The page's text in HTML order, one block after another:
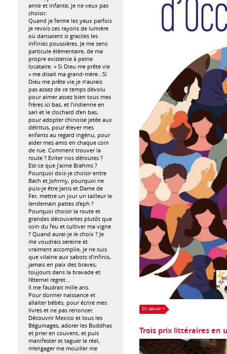
amie et infante, je ne veux pas
choisir.
Quand je ferme les yeux parfois
je revois ces rayons de lumière
où dansaient si graciles les
infinies poussières. Je me sens
particule élémentaire, de ma
propre existence à peine
locataire. « Si Dieu me prête vie
» me disait ma grand-mère…Si
Dieu me prête vie je n’aurais
pas assez de ce temps dévolu
pour aimer assez bien tous mes
frères ici bas, et l’indienne en
sari et le clochard d’en bas,
pour adopter chinoise jetée aux
détritus, pour élever mes
enfants au regard ingénu, pour
aider mes amis en chaque coin
de rue. Comment trouver la
route ? Eviter nos déroutes ?
Est-ce que j’aime Brahms ?
Pourquoi dois-je choisir entre
Bach et Johnny, pourquoi ne
puis-je être Janis et Dame de
Fer, mettre un jour un tailleur le
lendemain pattes d’eph ?
Pourquoi choisir la route et
grandes découvertes plutôt que
coin du feu et cultiver ma vigne
? Quand aurai-je le choix ? Je
me voudrais sereine et
vraiment accomplie, je ne suis
que vilaine aux sabots d’infinis,
jamais en paix des braves,
toujours dans la bravade et
l’éternel regret…
Il me faudrait mille ans.
Pour donner naissance et
allaiter bébés, pour écrire mes
livres et ne pas renoncer.
Découvrir Mexico et tous les
Béguinages, adorer les Buddhas
et prier en couvent, et puis
manifester et taguer le réel,
m’engager me mouiller me
En savoir +
Trois prix littéraires en